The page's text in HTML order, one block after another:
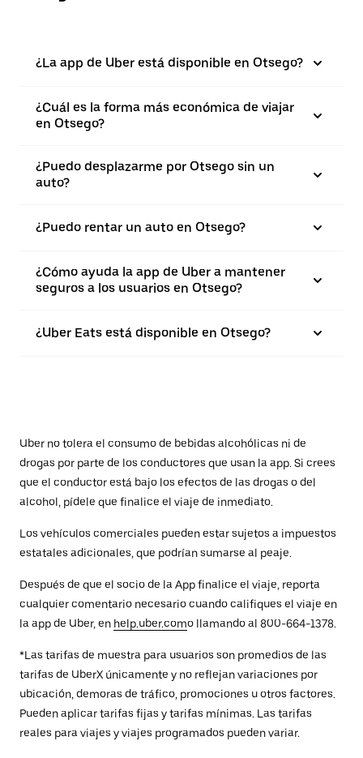
¿La app de Uber está disponible en Otsego?
¿Cuál es la forma más económica de viajar
en Otsego?
¿Puedo desplazarme por Otsego sin un
auto?
¿Puedo rentar un auto en Otsego?
¿Cómo ayuda la app de Uber a mantener
seguros a los usuarios en Otsego?
¿Uber Eats está disponible en Otsego?
Uber no tolera el consumo de bebidas alcohólicas ni de
drogas por parte de los conductores que usan la app. Si crees
que el conductor está bajo los efectos de las drogas o del
alcohol, pídele que finalice el viaje de inmediato.
Los vehículos comerciales pueden estar sujetos a impuestos
estatales adicionales, que podrían sumarse al peaje.
Después de que el socio de la App finalice el viaje, reporta
cualquier comentario necesario cuando califiques el viaje en
la app de Uber, en help.uber.como llamando al 800-664-1378.
*Las tarifas de muestra para usuarios son promedios de las
tarifas de UberX únicamente y no reflejan variaciones por
ubicación, demoras de tráfico, promociones u otros factores.
Pueden aplicar tarifas fijas y tarifas mínimas. Las tarifas
reales para viajes y viajes programados pueden variar.